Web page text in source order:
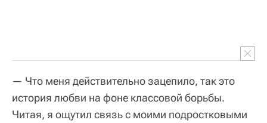
— Что меня действительно зацепило, так это
история любви на фоне классовой борьбы.
Читая, я ощутил связь с моими подростковыми